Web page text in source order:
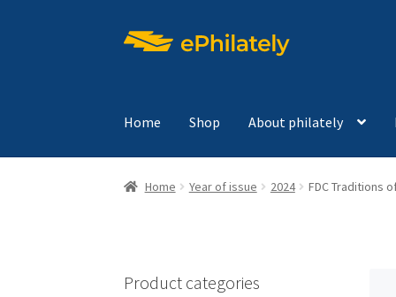
Skip
Skip
Home Shop About philately
Home Year of issue 2024 FDC Traditions
Product categories